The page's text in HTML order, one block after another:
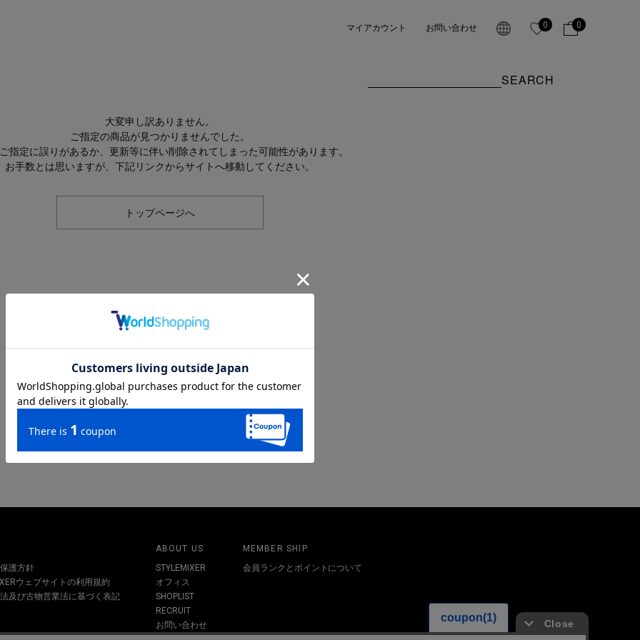
マイアカウント お問い合わせ 0 0
SEARCH
大変申し訳ありません。
ご指定の商品が見つかりませんでした。
指定に誤りがあるか、更新等に伴い削除されてしまった可能性があります。
お手数とは思いますが、下記リンクからサイトへ移動してください。
トップページへ
護方針
ウェブサイトの利用規約
及び古物営業法に基づく表記
ABOUT US
STYLEMIXER
オフィス
SHOPLIST
RECRUIT
お問い合わせ
MEMBER SHIP
会員ランクとポイントについて